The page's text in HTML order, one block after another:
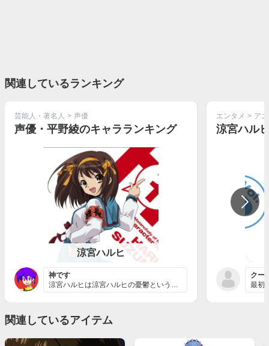
関連しているランキング
芸能人・著名人 > 声優
声優・平野綾のキャラランキング
涼宮ハルヒ
神です
涼宮ハルヒは涼宮ハルヒの憂鬱というアニメ作品の主役なん...
エンタメ > ア
涼宮ハル
クー
関連しているアイテム